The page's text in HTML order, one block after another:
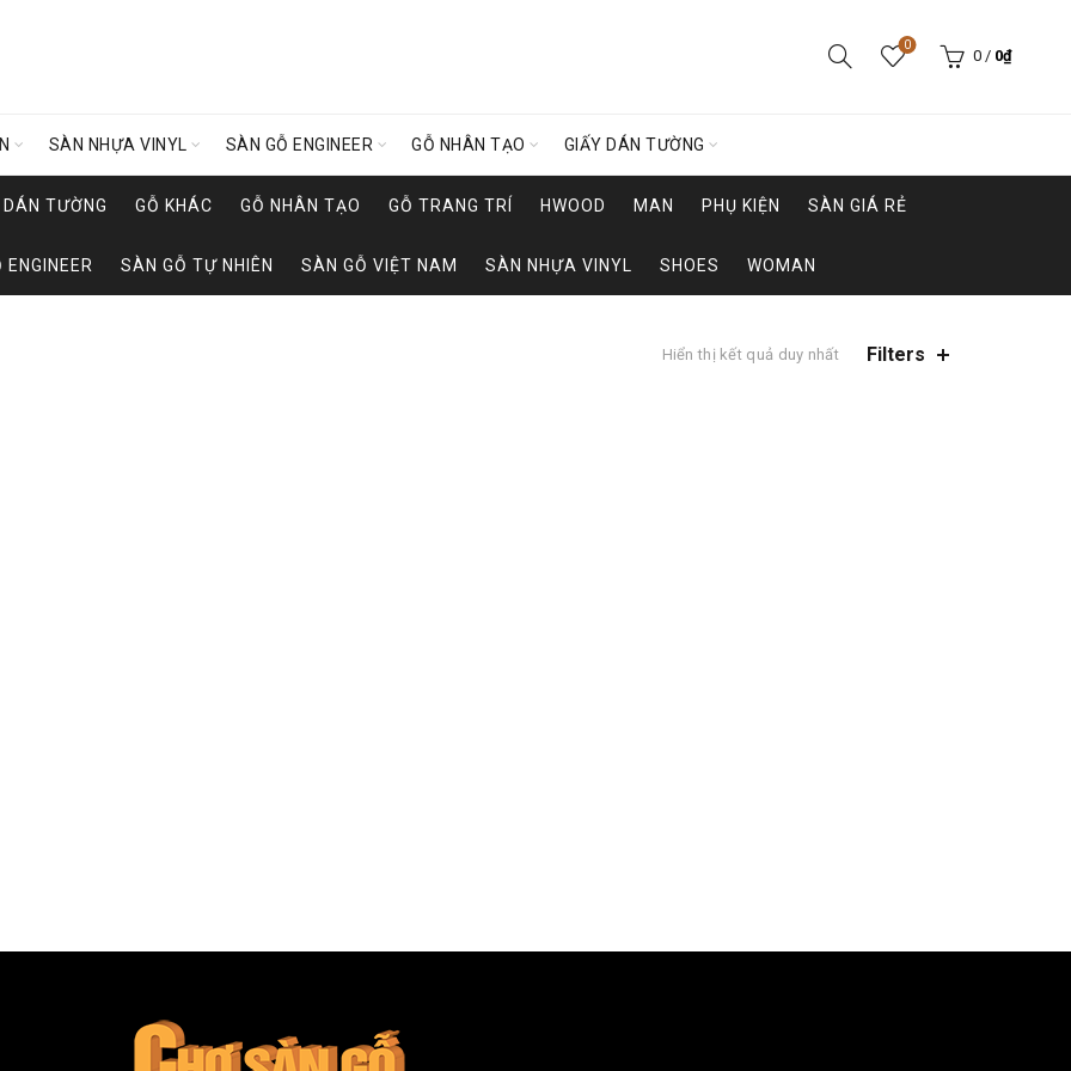
0
0 / 0₫
SÀN NHỰA VINYL SÀN GỖ ENGINEER GỖ NHÂN TẠO GIẤY DÁN TƯỜNG
TƯỜNG GỖ KHÁC GỖ NHÂN TẠO GỖ TRANG TRÍ HWOOD MAN PHỤ KIỆN SÀN GIÁ RẺ
ENGINEER SÀN GỖ TỰ NHIÊN SÀN GỖ VIỆT NAM SÀN NHỰA VINYL SHOES WOMAN
Hiển thị kết quả duy nhất Filters